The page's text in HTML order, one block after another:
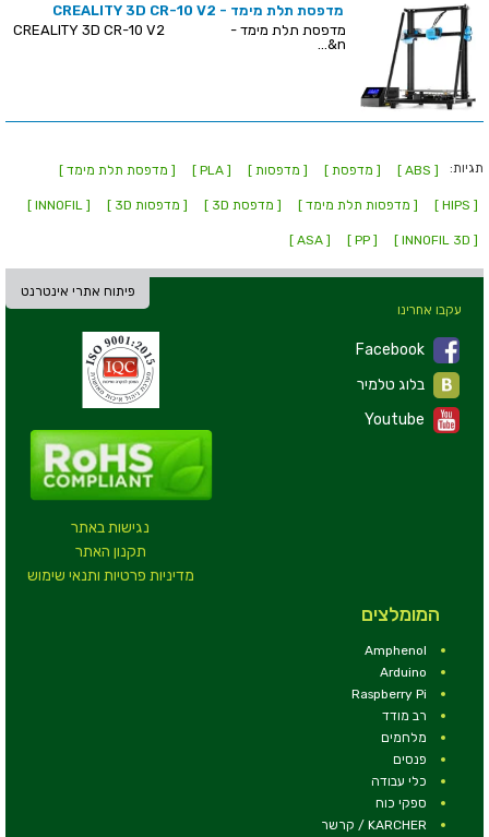
מדפסת תלת מימד - CREALITY 3D CR-10 V2
מדפסת תלת מימד - CREALITY 3D CR-10 V2
&n...
תגיות: [ ABS ] [ מדפסת ] [ מדפסות ] [ PLA ] [ מדפסת תלת מימד ]
[ HIPS ] [ מדפסות תלת מימד ] [ מדפסת 3D ] [ מדפסות 3D ] [ INNOFIL ]
[ INNOFIL 3D ]
[ PP ]
[ ASA ]
פיתוח אתרי אינטרנט
נגישות באתר
תקנון האתר
מדיניות פרטיות ותנאי שימוש
עקבו אחרינו
Facebook
Youtube
המומלצים
Amphenol
Arduino
Raspberry Pi
רב מודד
מלחמים
פנסים
כלי עבודה
ספקי כוח
KARCHER / קרשר